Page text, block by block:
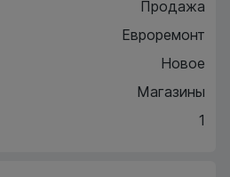
Продажа
Евроремонт
Новое
Магазины
1